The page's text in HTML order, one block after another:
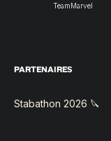
TeamMarvel
PARTENAIRES
Stabathon 2026 🔪